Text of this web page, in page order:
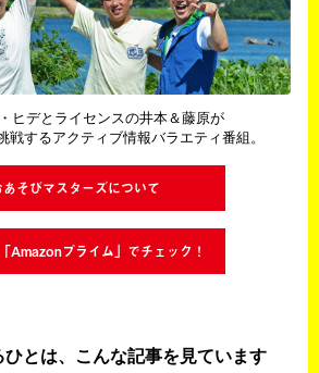
ヒデとライセンスの井本＆藤原が
戦するアクティブ情報バラエティ番組。
あそびマスターズについて
Amazonプライム」でチェック！
とは、こんな記事を見ています